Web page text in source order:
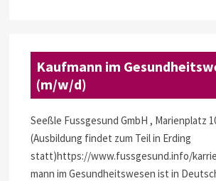
Kaufmann im
(m/w/d)
Seeßle Fussgesund GmbH , Marienplatz
(Ausbildung findet zum Teil in Erding
statt)https://www.fussgesund.info/
mann im Gesundheitswesen ist in